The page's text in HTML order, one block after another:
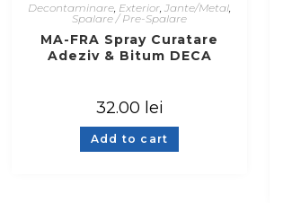
Decontaminare, Exterior,Jante/Metal,
Spalare / Pre-Spalare
MA-FRA Spray Curatare
Adeziv & Bitum DECA
32.00 lei
Add to cart